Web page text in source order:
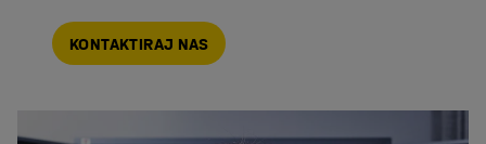
KONTAKTIRAJ NAS